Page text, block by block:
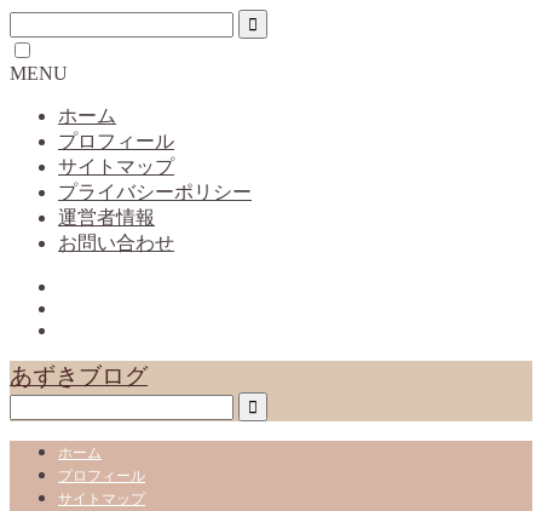
MENU
ホーム
プロフィール
サイトマップ
プライバシーポリシー
運営者情報
お問い合わせ
あずきブログ
ホーム
プロフィール
サイトマップ